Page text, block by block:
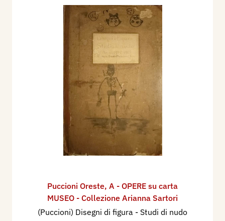
Puccioni Oreste, A - OPERE su carta
MUSEO - Collezione Arianna Sartori
(Puccioni) Disegni di figura - Studi di nudo